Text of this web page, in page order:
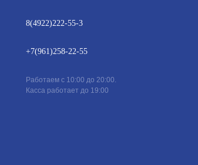
8(4922)222-55-3
+7(961)258-22-55
Работаем с 10:00 до 20:00.
Касса работает до 19:00